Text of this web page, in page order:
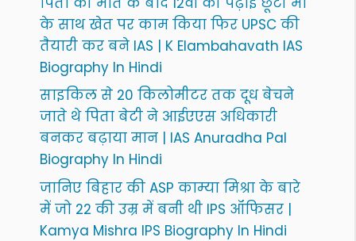
के साथ खेत पर काम किया फिर UPSC की
तैयारी कर बने IAS | K Elambahavath IAS
Biography In Hindi
साइकिल से 20 किलोमीटर तक दूध बेचने
जाते थे पिता बेटी ने आईएएस अधिकारी
बनकर बढ़ाया मान | IAS Anuradha Pal
Biography In Hindi
जानिए बिहार की ASP काम्या मिश्रा के बारे
में जो 22 की उम्र में बनी थी IPS ऑफिसर |
Kamya Mishra IPS Biography In Hindi